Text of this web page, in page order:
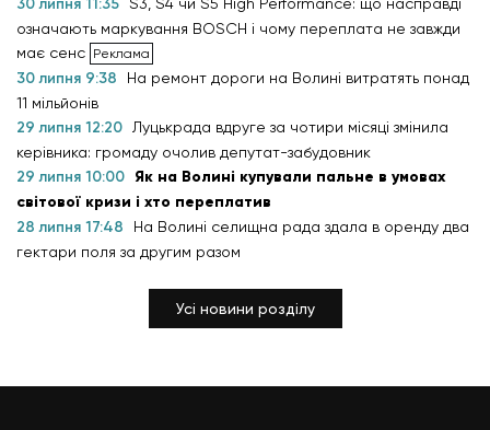
30 липня 11:35 S3, S4 чи S5 High Performance: що насправді
означають маркування BOSCH і чому переплата не завжди
має сенс
30 липня 9:38
На ремонт дороги на Волині витратять понад
11 мільйонів
29 липня 12:20 Луцькрада вдруге за чотири місяці змінила
керівника: громаду очолив депутат-забудовник
29 липня 10:00 Як на Волині купували пальне в умовах
світової кризи і хто переплатив
28 липня 17:48
На Волині селищна рада здала в оренду два
гектари поля за другим разом
Усі новини розділу